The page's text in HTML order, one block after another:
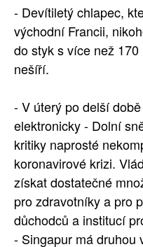
- Devítiletý chlapec,
východní Francii,
do styk s více než
nešíří.
- V úterý po delší
elektronicky - Dolní
kritiky naprosté
koronavirové krizi.
získat dostatečné
pro zdravotníky a pro
důchodců a institucí
- Singapur má druhou